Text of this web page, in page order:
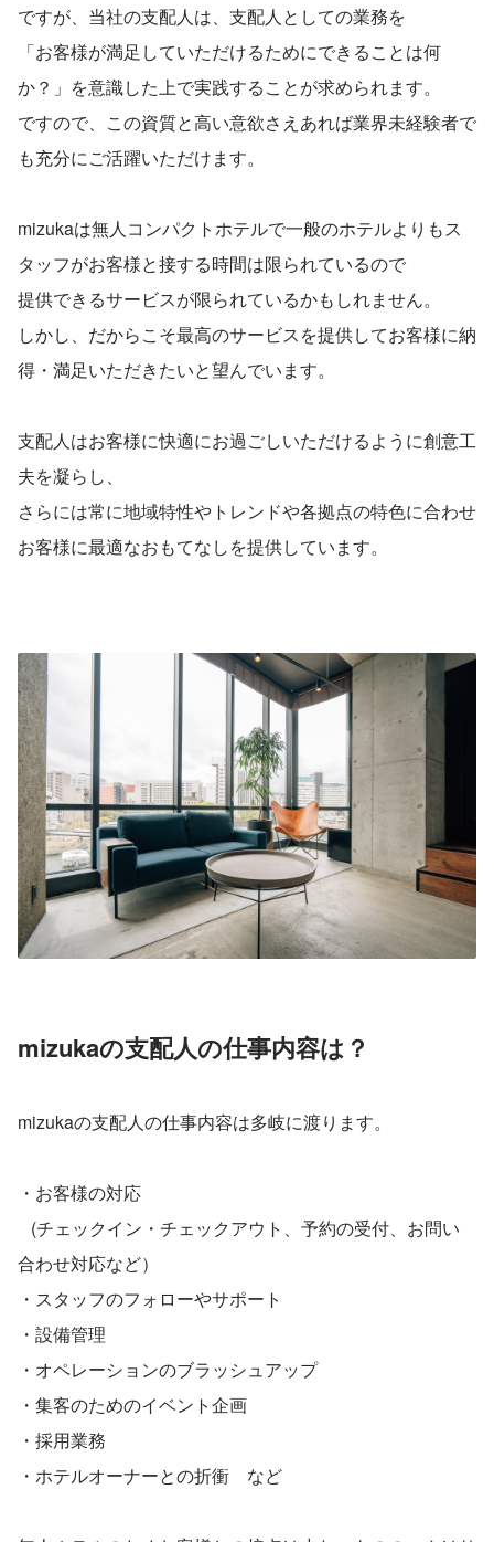
ですが、当社の支配人は、支配人としての業務を
「お客様が満足していただけるためにできることは何
か？」を意識した上で実践することが求められます。
ですので、この資質と高い意欲さえあれば業界未経験者で
も充分にご活躍いただけます。
mizukaは無人コンパクトホテルで一般のホテルよりもス
タッフがお客様と接する時間は限られているので
提供できるサービスが限られているかもしれません。
しかし、だからこそ最高のサービスを提供してお客様に納
得・満足いただきたいと望んでいます。
支配人はお客様に快適にお過ごしいただけるように創意工
夫を凝らし、
さらには常に地域特性やトレンドや各拠点の特色に合わせ
お客様に最適なおもてなしを提供しています。
mizukaの支配人の仕事内容は？
mizukaの支配人の仕事内容は多岐に渡ります。
・お客様の対応
合わせ対応など）
・スタッフのフォローやサポート
・設備管理
・オペレーションのブラッシュアップ
・集客のためのイベント企画
・採用業務
・ホテルオーナーとの折衝　など